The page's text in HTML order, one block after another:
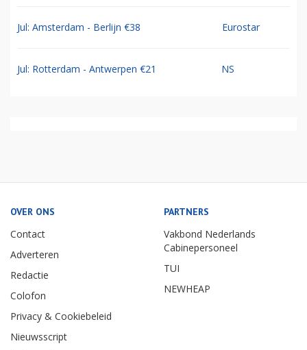
Jul: Amsterdam - Berlijn €38 Eurostar
Jul: Rotterdam - Antwerpen €21 NS
OVER ONS
Contact
Adverteren
Redactie
Colofon
Privacy & Cookiebeleid
Nieuwsscript
PARTNERS
Vakbond Nederlands
Cabinepersoneel
TUI
NEWHEAP